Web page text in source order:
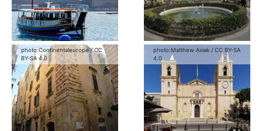
photo:Continentaleurope /CC
BY-SA 4.0
photo:Matthew Axiak / CC BY-SA
4.0